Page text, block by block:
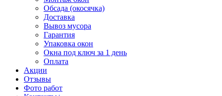
Обсада (окосячка)
Доставка
Вывоз мусора
Гарантия
Упаковка окон
Окна под ключ за 1 день
Оплата
Акции
Отзывы
Фото работ